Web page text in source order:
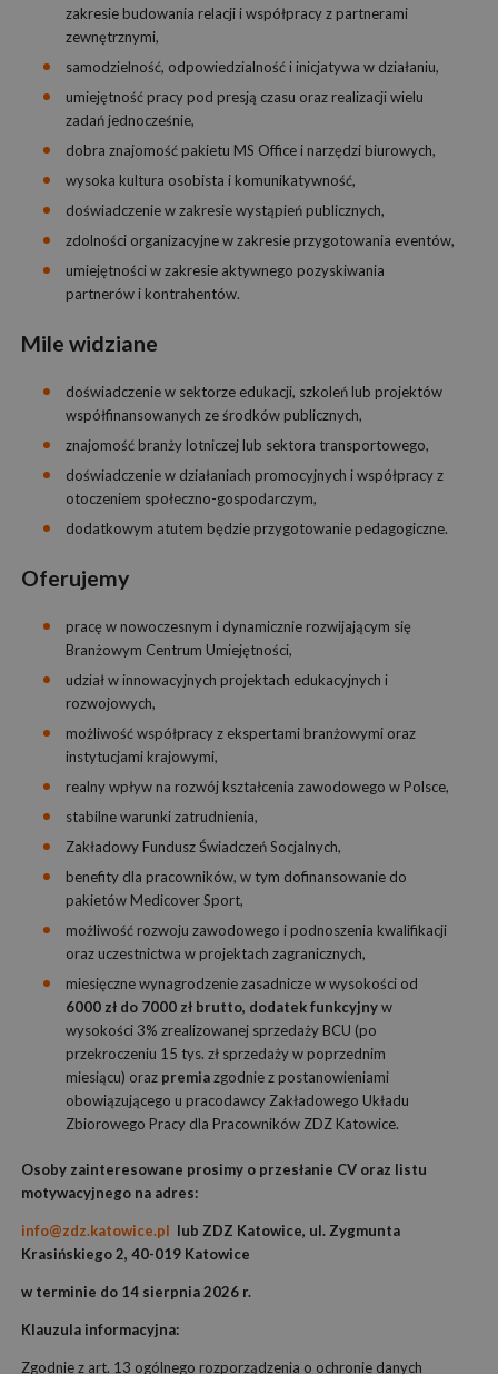
zakresie budowania relacji i współpracy z partnerami
zewnętrznymi,
samodzielność, odpowiedzialność i inicjatywa w działaniu,
umiejętność pracy pod presją czasu oraz realizacji wielu
zadań jednocześnie,
dobra znajomość pakietu MS Office i narzędzi biurowych,
wysoka kultura osobista i komunikatywność,
doświadczenie w zakresie wystąpień publicznych,
zdolności organizacyjne w zakresie przygotowania eventów,
umiejętności w zakresie aktywnego pozyskiwania
partnerów i kontrahentów.
Mile widziane
doświadczenie w sektorze edukacji, szkoleń lub projektów
współfinansowanych ze środków publicznych,
znajomość branży lotniczej lub sektora transportowego,
doświadczenie w działaniach promocyjnych i współpracy z
otoczeniem społeczno-gospodarczym,
dodatkowym atutem będzie przygotowanie pedagogiczne.
Oferujemy
pracę w nowoczesnym i dynamicznie rozwijającym się
Branżowym Centrum Umiejętności,
udział w innowacyjnych projektach edukacyjnych i
rozwojowych,
możliwość współpracy z ekspertami branżowymi oraz
instytucjami krajowymi,
realny wpływ na rozwój kształcenia zawodowego w Polsce,
stabilne warunki zatrudnienia,
Zakładowy Fundusz Świadczeń Socjalnych,
benefity dla pracowników, w tym dofinansowanie do
pakietów Medicover Sport,
możliwość rozwoju zawodowego i podnoszenia kwalifikacji
oraz uczestnictwa w projektach zagranicznych,
miesięczne wynagrodzenie zasadnicze w wysokości od
6000 zł do 7000 zł brutto, dodatek funkcyjnyw
wysokości 3% zrealizowanej sprzedaży BCU (po
przekroczeniu 15 tys. zł sprzedaży w poprzednim
miesiącu) oraz premiazgodnie z postanowieniami
obowiązującego u pracodawcy Zakładowego Układu
Zbiorowego Pracy dla Pracowników ZDZ Katowice.
Osoby zainteresowane prosimy o przesłanie CV oraz listu
motywacyjnego na adres:
info@zdz.katowice.pl lub ZDZ Katowice, ul. Zygmunta
Krasińskiego 2, 40-019 Katowice
w terminie do 14sierpnia 2026 r.
Klauzula informacyjna:
Zgodnie z art. 13 ogólnego rozporządzenia o ochronie danych